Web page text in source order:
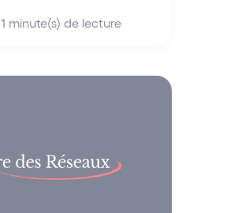
1 minute(s) de lecture